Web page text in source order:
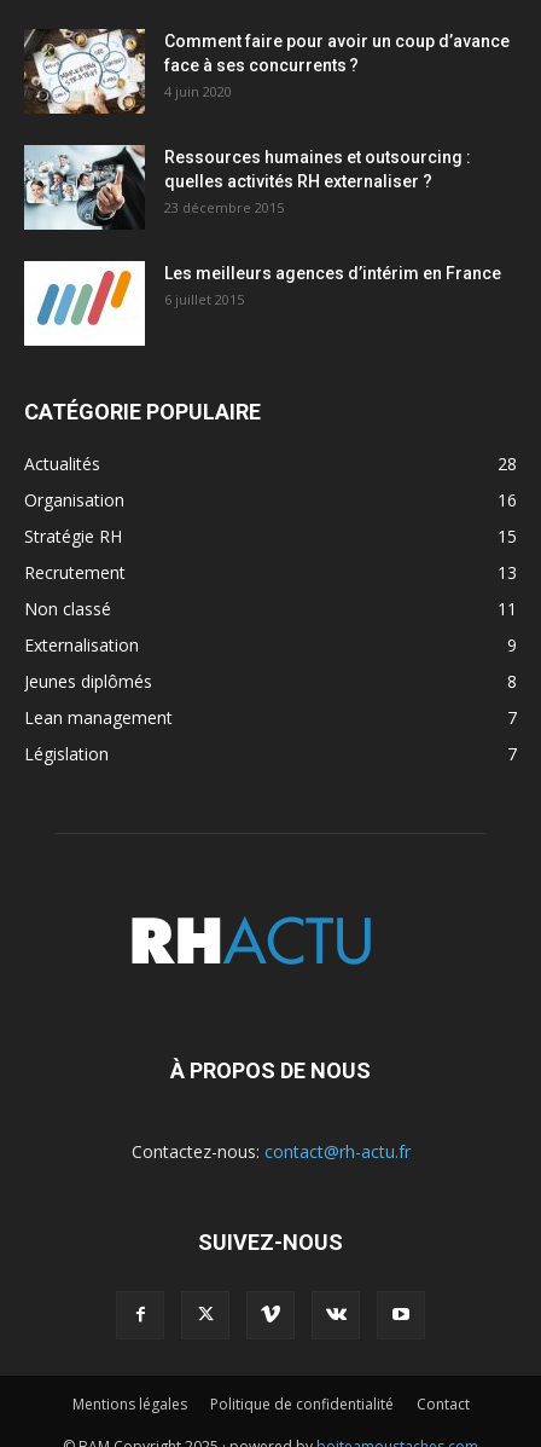
Comment faire pour avoir un coup d’avance
face à ses concurrents ?
4 juin 2020
Ressources humaines et outsourcing :
quelles activités RH externaliser ?
23 décembre 2015
Les meilleurs agences d’intérim en France
6 juillet 2015
CATÉGORIE POPULAIRE
Actualités
28
Organisation
16
Stratégie RH
15
Recrutement
13
Non classé
11
Externalisation
9
Jeunes diplômés
8
Lean management
7
Législation
7
À PROPOS DE NOUS
Contactez-nous: contact@rh-actu.fr
SUIVEZ-NOUS
Mentions légales Politique de confidentialité Contact